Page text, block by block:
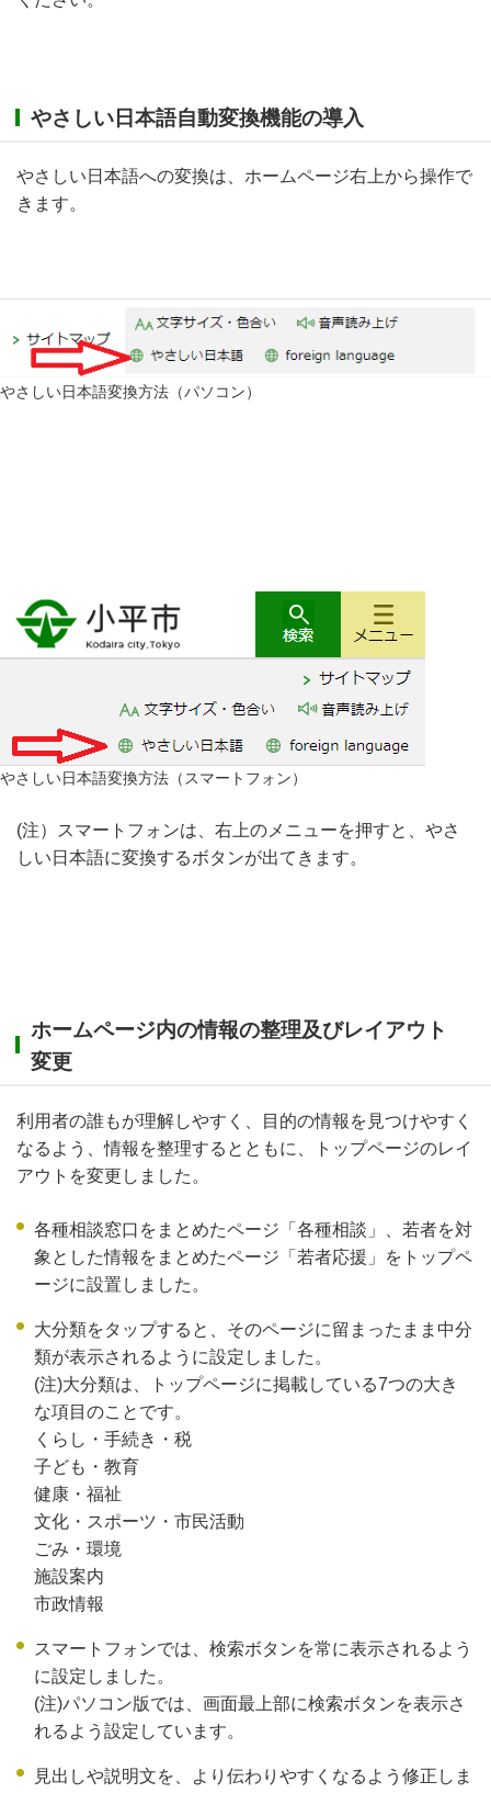
やさしい日本語自動変換機能の導入
やさしい日本語への変換は、ホームページ右上から操作で
きます。
やさしい日本語変換方法（パソコン）
やさしい日本語変換方法（スマートフォン）
(注）スマートフォンは、右上のメニューを押すと、やさ
しい日本語に変換するボタンが出てきます。
ホームページ内の情報の整理及びレイアウト
変更
利用者の誰もが理解しやすく、目的の情報を見つけやすく
なるよう、情報を整理するとともに、トップページのレイ
アウトを変更しました。
各種相談窓口をまとめたページ「各種相談」、若者を対
象とした情報をまとめたページ「若者応援」をトップペ
ージに設置しました。
大分類をタップすると、そのページに留まったまま中分
類が表示されるように設定しました。
(注)大分類は、トップページに掲載している7つの大き
な項目のことです。
くらし・手続き・税
子ども・教育
健康・福祉
文化・スポーツ・市民活動
ごみ・環境
施設案内
市政情報
スマートフォンでは、検索ボタンを常に表示されるよう
に設定しました。
(注)パソコン版では、画面最上部に検索ボタンを表示さ
れるよう設定しています。
見出しや説明文を、より伝わりやすくなるよう修正しま